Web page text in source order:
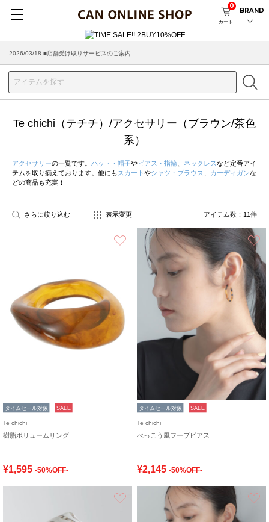
カート
0
BRAND
2026/08/04 ■8/13(木)AM2:00～サイトメンテナンス実施のお知らせ
2026/03/18 ■店舗受け取りサービスのご案内
Te chichi（テチチ）/アクセサリー（ブラウン/茶色
系）
アクセサリーの一覧です。 ハット・帽子やピアス・指輪 ネックレスなど定番アイ
テムを取り揃えております。他にも スカート やシャツ・ブラウス カーディガンな
どの商品も充実！
さらに絞り込む 表示変更 アイテム数： 11件
お気に入り
タイムセール対象 SALE
Te chichi
樹脂ボリュームリング
¥1,595 -50%OFF-
タイムセール対象 SALE
Te chichi
べっこう風フープピアス
¥2,145 -50%OFF-
お気に入り